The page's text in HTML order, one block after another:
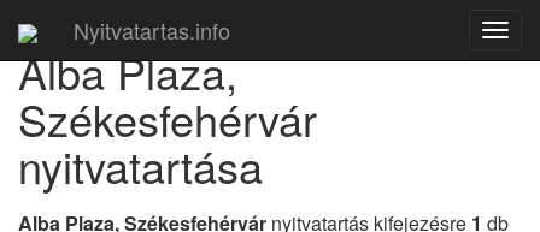
Nyitvatartas.info
Alba Plaza,
Székesfehérvár
nyitvatartása
Alba Plaza, Székesfehérvár nyitvatartás kifejezésre 1 db